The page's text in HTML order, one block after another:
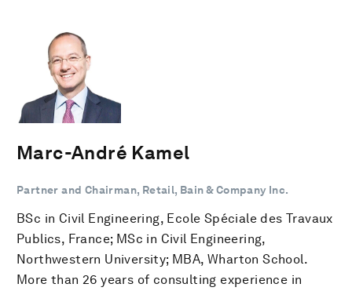
Marc-André Kamel
Partner and Chairman, Retail, Bain & Company Inc.
BSc in Civil Engineering, Ecole Spéciale des Travaux
Publics, France; MSc in Civil Engineering,
Northwestern University; MBA, Wharton School.
More than 26 years of consulting experience in